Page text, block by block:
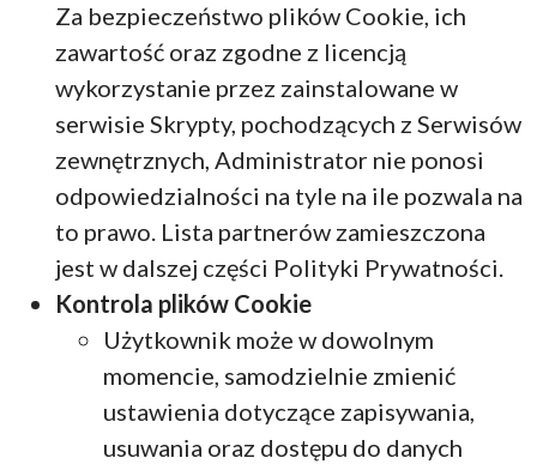
Za bezpieczeństwo plików Cookie, ich
zawartość oraz zgodne z licencją
wykorzystanie przez zainstalowane w
serwisie Skrypty, pochodzących z Serwisów
zewnętrznych, Administrator nie ponosi
odpowiedzialności na tyle na ile pozwala na
to prawo. Lista partnerów zamieszczona
jest w dalszej części Polityki Prywatności.
Kontrola plików Cookie
Użytkownik może w dowolnym
momencie, samodzielnie zmienić
ustawienia dotyczące zapisywania,
usuwania oraz dostępu do danych